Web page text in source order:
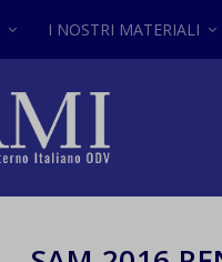
I NOSTRI MATERIALI